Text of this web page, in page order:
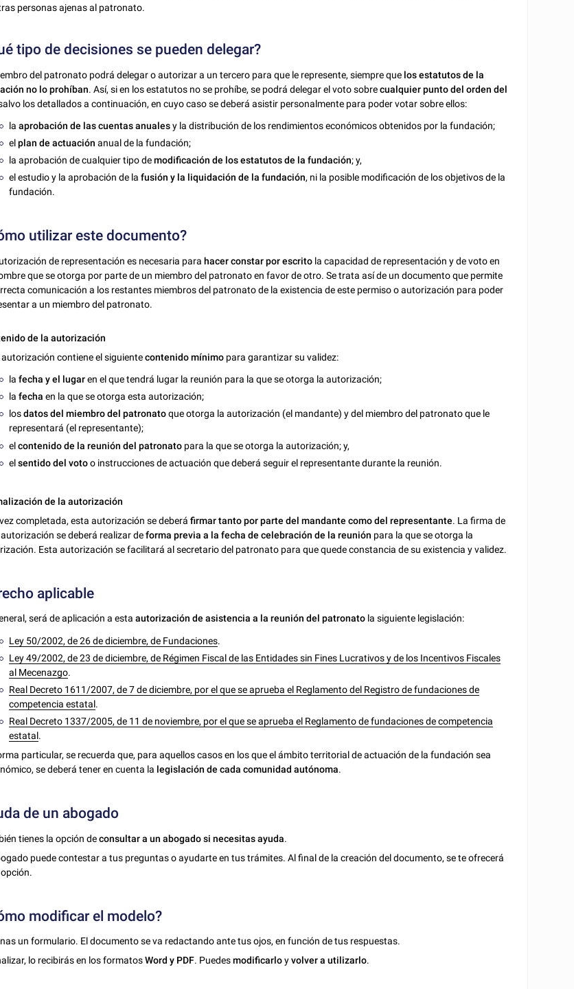
personas ajenas al patronato.
tipo de decisiones se pueden delegar?
del patronato podrá delegar o autorizar a un tercero para que le represente, siempre que los estatutos de la
no lo prohíban. Así, si en los estatutos no se prohíbe, se podrá delegar el voto sobrecualquier punto del orden del
los detallados a continuación, en cuyo caso se deberá asistir personalmente para poder votar sobre ellos:
laaprobación de las cuentas anualesy la distribución de los rendimientos económicos obtenidos por la fundación;
elplan de actuación anual de la fundación;
la aprobación de cualquier tipo demodificación de los estatutos de la fundación; y,
el estudio y la aprobación de lafusión y la liquidación de la fundación, ni la posible modificación de los objetivos de la
fundación.
utilizar este documento?
de representación es necesaria para hacer constar por escrito la capacidad de representación y de voto en
que se otorga por parte de un miembro del patronato en favor de otro. Se trata así de un documento que permite
comunicación a los restantes miembros del patronato de la existencia de este permiso o autorización para poder
a un miembro del patronato.
de la autorización
autorización contiene el siguientecontenido mínimo para garantizar su validez:
lafecha y el lugaren el que tendrá lugar la reunión para la que se otorga la autorización;
lafecha en la que se otorga esta autorización;
losdatos del miembro del patronatoque otorga la autorización (el mandante) y del miembro del patronato que le
representará (el representante);
elcontenido de la reunión del patronato para la que se otorga la autorización; y,
elsentido del votoo instrucciones de actuación que deberá seguir el representante durante la reunión.
de la autorización
completada, esta autorización se deberá firmar tanto por parte del mandante como del representante. La firma de
se deberá realizar deforma previa a la fecha de celebración de la reunión para la que se otorga la
Esta autorización se facilitará al secretario del patronato para que quede constancia de su existencia y validez.
aplicable
será de aplicación a estaautorización de asistencia a la reunión del patronato la siguiente legislación:
Ley 50/2002, de 26 de diciembre, de Fundaciones.
Ley 49/2002, de 23 de diciembre, de Régimen Fiscal de las Entidades sin Fines Lucrativos y de los Incentivos Fiscales
al Mecenazgo.
Real Decreto 1611/2007, de 7 de diciembre, por el que se aprueba el Reglamento del Registro de fundaciones de
competencia estatal.
Real Decreto 1337/2005, de 11 de noviembre, por el que se aprueba el Reglamento de fundaciones de competencia
estatal.
particular, se recuerda que, para aquellos casos en los que el ámbito territorial de actuación de la fundación sea
se deberá tener en cuenta la legislación de cada comunidad autónoma.
de un abogado
tienes la opción deconsultar a un abogado si necesitas ayuda.
puede contestar a tus preguntas o ayudarte en tus trámites. Al final de la creación del documento, se te ofrecerá
modificar el modelo?
un formulario. El documento se va redactando ante tus ojos, en función de tus respuestas.
lo recibirás en los formatosWord y PDF. Puedesmodificarloyvolver a utilizarlo.